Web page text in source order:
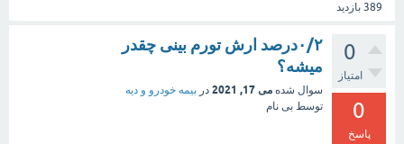
389 بازدید
0
امتیاز
0
پاسخ
۰/۲درصد ارش تورم بینی چقدر
میشه؟
سوال شده می 17, 2021 در بیمه خودرو و دیه
توسط بی نام